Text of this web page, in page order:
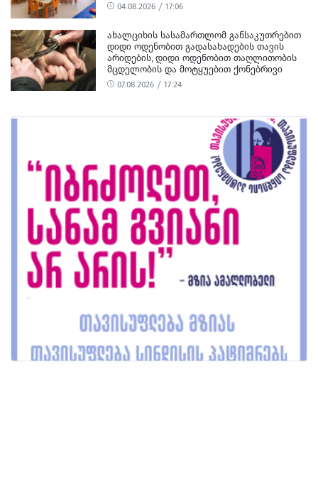
04.08.2026 / 17:06
ᲐᲮᲐᲚᲪᲘᲮᲘᲡ ᲡᲐᲡᲐᲛᲐᲠᲗᲚᲝᲛ ᲒᲐᲜᲡᲐᲙᲣᲗᲠᲔᲑᲘᲗ
ᲓᲘᲓᲘ ᲝᲓᲔᲜᲝᲑᲘᲗ ᲒᲐᲓᲐᲡᲐᲮᲐᲓᲔᲑᲘᲡ ᲗᲐᲕᲘᲡ
ᲐᲠᲘᲓᲔᲑᲘᲡ, ᲓᲘᲓᲘ ᲝᲓᲔᲜᲝᲑᲘᲗ ᲗᲐᲦᲚᲘᲗᲝᲑᲘᲡ
ᲛᲪᲓᲔᲚᲝᲑᲘᲡ ᲓᲐ ᲛᲝᲢᲧᲣᲔᲑᲘᲗ ᲥᲝᲜᲔᲑᲠᲘᲕᲘ
ᲓᲐᲖᲘᲐᲜᲔᲑᲘᲡ ᲤᲐᲥᲢᲔᲑᲖᲔ 1 ᲞᲘᲠᲘ ᲓᲐᲛᲜᲐᲨᲐᲕᲔᲓ
ᲪᲜᲝ
07.08.2026 / 17:24